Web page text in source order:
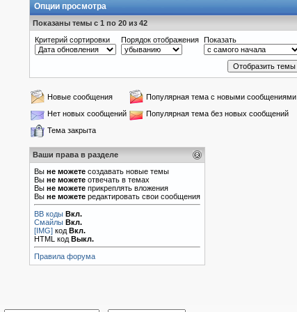
Опции просмотра
Показаны темы с 1 по 20 из 42
Критерий сортировки
Порядок отображения Показать
Новые сообщения
Популярная тема с новыми сообщениями
Нет новых сообщений
Популярная тема без новых сообщений
Тема закрыта
Ваши права в разделе
Вы не можете создавать новые темы
Вы не можете отвечать в темах
Вы не можете прикреплять вложения
Вы не можете редактировать свои сообщения
BB коды Вкл.
Смайлы Вкл.
[IMG] код Вкл.
HTML код Выкл.
Правила форума